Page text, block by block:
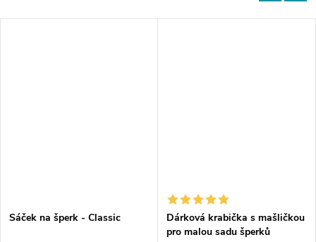
Sáček na šperk - Classic
Dárková krabička s mašličkou
pro malou sadu šperků